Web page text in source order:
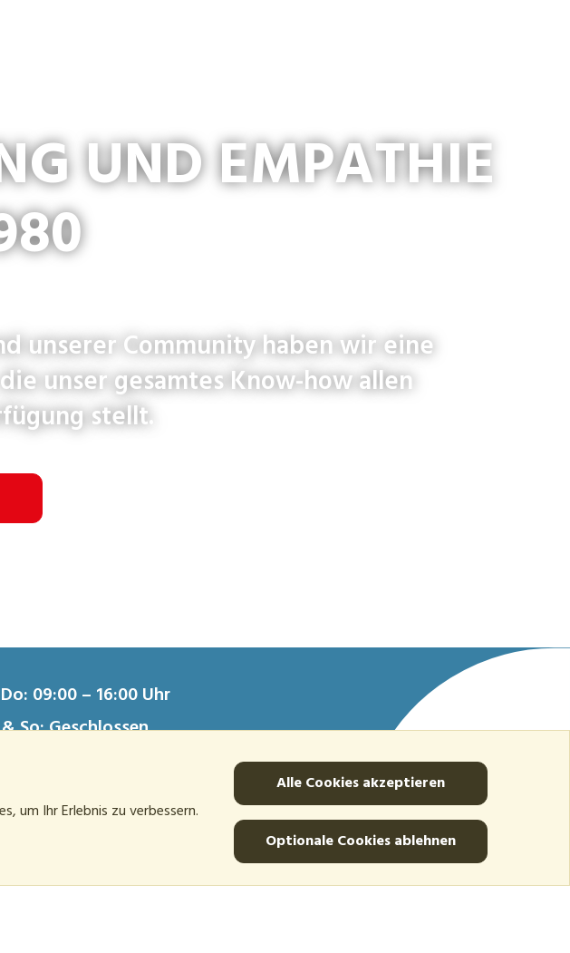
UND EMPATHIE
unserer Community haben wir eine
unser gesamtes Know-how allen
stellt.
09:00 – 16:00 Uhr
So: Geschlossen
um Ihr Erlebnis zu verbessern.
Alle Cookies akzeptieren
Optionale Cookies ablehnen